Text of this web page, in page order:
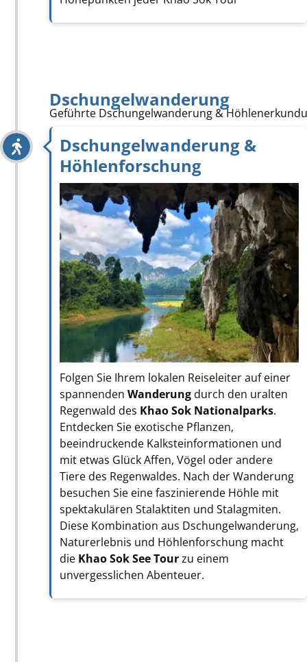
Dschungelwanderung
Geführte Dschungelwanderung &
Dschungelwanderung &
Höhlenforschung
Folgen Sie Ihrem lokalen Reiseleiter auf einer
spannenden Wanderung durch den uralten
Regenwald des Khao Sok Nationalparks.
Entdecken Sie exotische Pflanzen,
beeindruckende Kalksteinformationen und
mit etwas Glück Affen, Vögel oder andere
Tiere des Regenwaldes. Nach der Wanderung
besuchen Sie eine faszinierende Höhle mit
spektakulären Stalaktiten und Stalagmiten.
Diese Kombination aus Dschungelwanderung,
Naturerlebnis und Höhlenforschung macht
die Khao Sok See Tourzu einem
unvergesslichen Abenteuer.